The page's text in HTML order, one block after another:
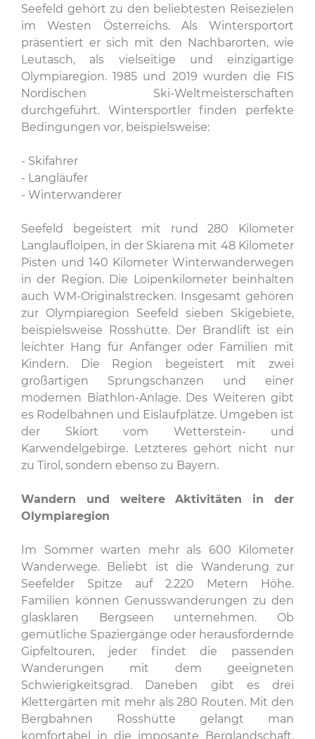
Seefeld gehört zu den beliebtesten Reisezielen
im Westen Österreichs. Als Wintersportort
präsentiert er sich mit den Nachbarorten, wie
Leutasch, als vielseitige und einzigartige
Olympiaregion. 1985 und 2019 wurden die FIS
Nordischen Ski-Weltmeisterschaften
durchgeführt. Wintersportler finden perfekte
Bedingungen vor, beispielsweise:
- Skifahrer
- Langläufer
- Winterwanderer
Seefeld begeistert mit rund 280 Kilometer
Langlaufloipen, in der Skiarena mit 48 Kilometer
Pisten und 140 Kilometer Winterwanderwegen
in der Region. Die Loipenkilometer beinhalten
auch WM-Originalstrecken. Insgesamt gehören
zur Olympiaregion Seefeld sieben Skigebiete,
beispielsweise Rosshütte. Der Brandlift ist ein
leichter Hang für Anfänger oder Familien mit
Kindern. Die Region begeistert mit zwei
großartigen Sprungschanzen und einer
modernen Biathlon-Anlage. Des Weiteren gibt
es Rodelbahnen und Eislaufplätze. Umgeben ist
der Skiort vom Wetterstein- und
Karwendelgebirge. Letzteres gehört nicht nur
zu Tirol, sondern ebenso zu Bayern.
Wandern und weitere Aktivitäten in der
Olympiaregion
Im Sommer warten mehr als 600 Kilometer
Wanderwege. Beliebt ist die Wanderung zur
Seefelder Spitze auf 2.220 Metern Höhe.
Familien können Genusswanderungen zu den
glasklaren Bergseen unternehmen. Ob
gemütliche Spaziergänge oder herausfordernde
Gipfeltouren, jeder findet die passenden
Wanderungen mit dem geeigneten
Schwierigkeitsgrad. Daneben gibt es drei
Klettergärten mit mehr als 280 Routen. Mit den
Bergbahnen Rosshütte gelangt man
komfortabel in die imposante Berglandschaft.